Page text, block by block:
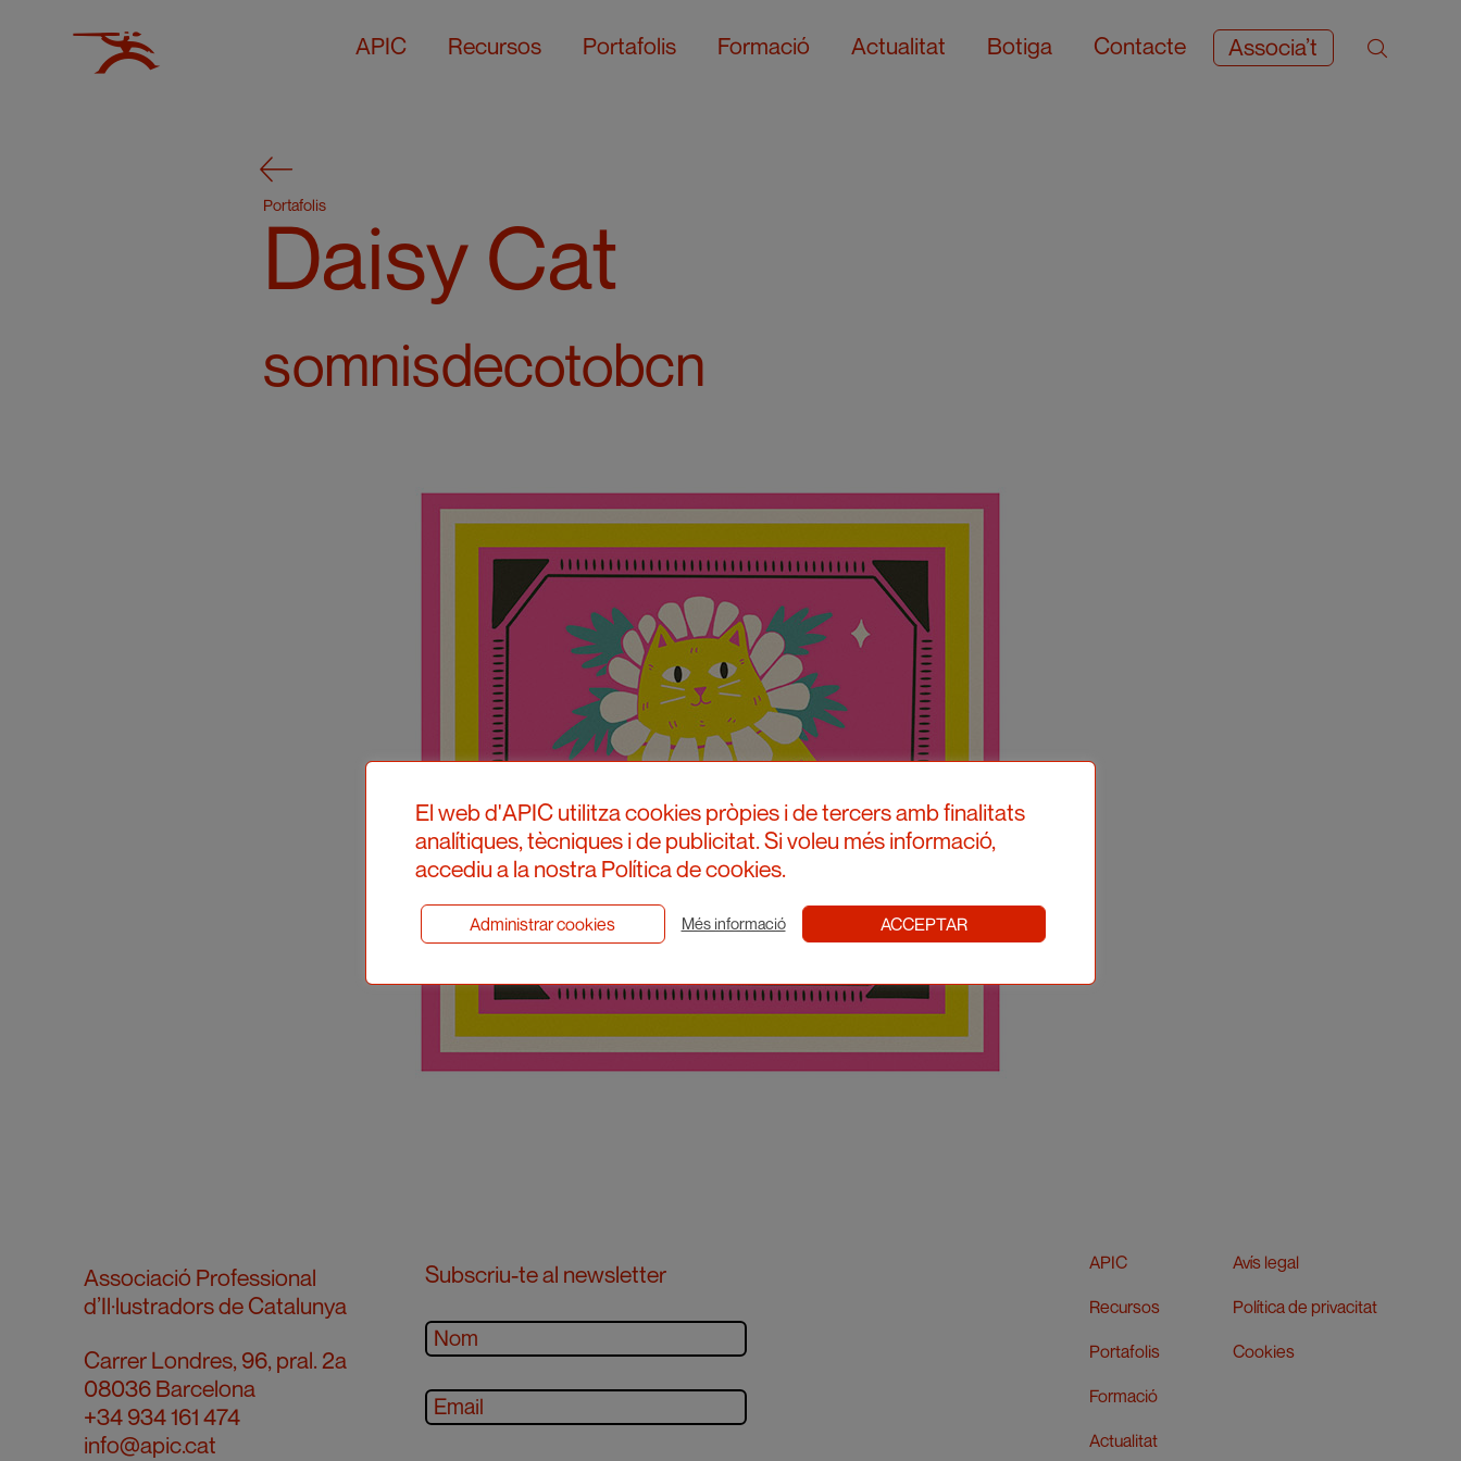
APIC Recursos Portafolis Formació Actualitat Botiga Contacte Associa’t
Portafolis
Daisy Cat
somnisdecotobcn
Associació Professional
d’Il·lustradors de Catalunya
Carrer Londres, 96, pral. 2a
08036 Barcelona
+34 934 161 474
info@apic.cat
Subscriu-te al newsletter APIC
Recursos
Portafolis
Formació
Actualitat
Avís legal
Política de privacitat
Cookies
El web d'APIC utilitza cookies pròpies i de tercers amb finalitats
analítiques, tècniques i de publicitat. Si voleu més informació,
accediu a la nostra Política de cookies.
Administrar cookies Més informació ACCEPTAR